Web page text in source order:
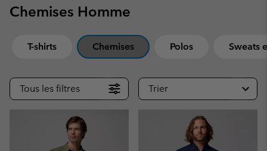
Chemises Homme
T-shirts Chemises Polos Sweats
Tous les filtres Trier